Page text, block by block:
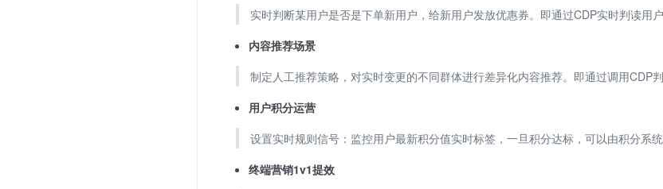
实时判断某用户是否是下单新用户，给新用户发放优惠券。即通过CDP实时判读用
内容推荐场景
制定人工推荐策略，对实时变更的不同群体进行差异化内容推荐。即通过调用CDP
用户积分运营
设置实时规则信号：监控用户最新积分值实时标签，一旦积分达标，可以由积分系统
终端营销1v1提效